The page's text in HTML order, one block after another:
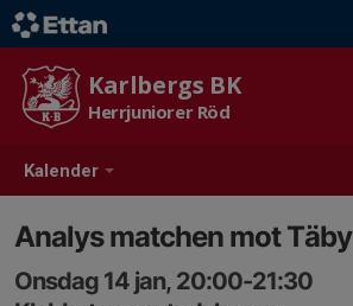
Kalender
Karlbergs BK
Herrjuniorer Röd
Analys matchen mot Täby
Onsdag 14 jan, 20:00-21:30